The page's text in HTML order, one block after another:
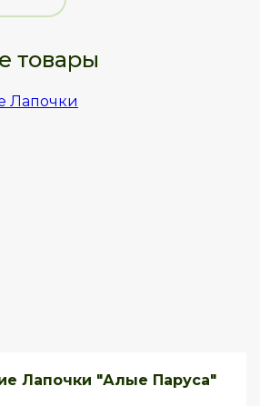
товары
Лапочки "Алые Паруса"